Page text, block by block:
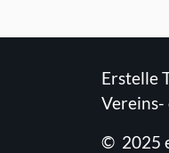
Erstelle
© 2025